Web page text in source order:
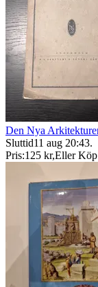
Den Nya
Sluttid11 aug 20:43.
Pris:125 kr,Eller